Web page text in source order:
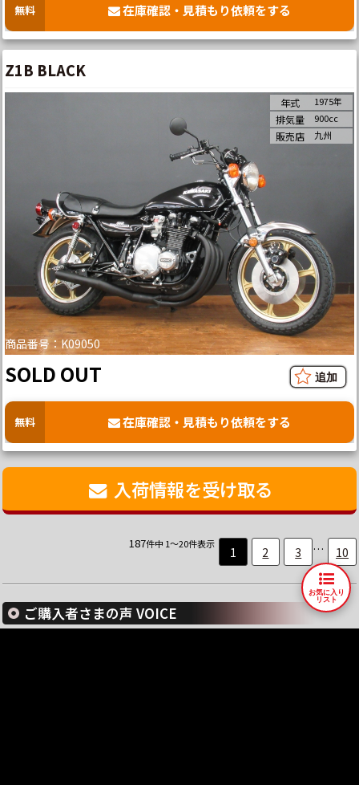
無料 在庫確認・見積もり依頼をする
Z1B BLACK
商品番号：K09050
年式 1975年
排気量 900cc
販売店 九州
SOLD OUT
無料 在庫確認・見積もり依頼をする
入荷情報を受け取る
187件中 1～20件表示
1 2 3 … 10
ご購入者さまの声 VOICE
お気に入り
リスト